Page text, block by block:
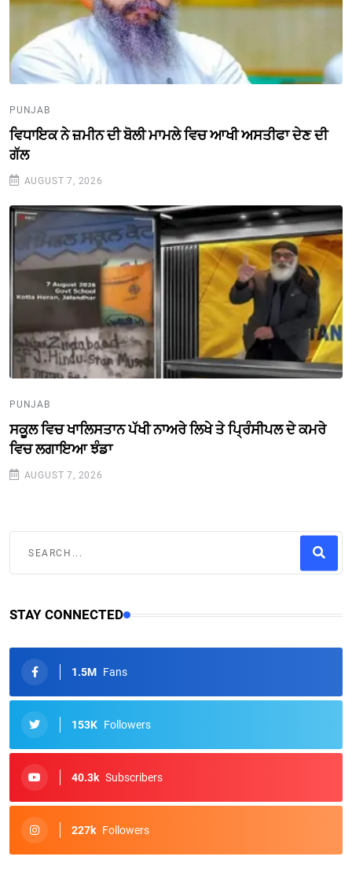
PUNJAB
ਵਿਧਾਇਕ ਨੇ ਜ਼ਮੀਨ ਦੀ ਬੋਲੀ ਮਾਮਲੇ ਵਿਚ ਆਖੀ ਅਸਤੀਫਾ ਦੇਣ ਦੀ
ਗੱਲ
AUGUST 7, 2026
PUNJAB
ਸਕੂਲ ਵਿਚ ਖਾਲਿਸਤਾਨ ਪੱਖੀ ਨਾਅਰੇ ਲਿਖੇ ਤੇ ਪ੍ਰਿੰਸੀਪਲ ਦੇ ਕਮਰੇ
ਵਿਚ ਲਗਾਇਆ ਝੰਡਾ
AUGUST 7, 2026
STAY CONNECTED
1.5M Fans
153K Followers
40.3k Subscribers
227k Followers